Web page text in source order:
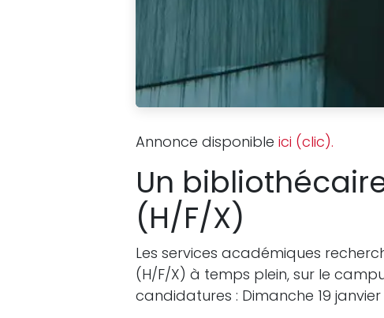
Annonce disponible ici (clic).
Un
(H/F/X)
Les services académiques
(H/F/X) à temps plein, sur le
candidatures : Dimanche 19 janvier